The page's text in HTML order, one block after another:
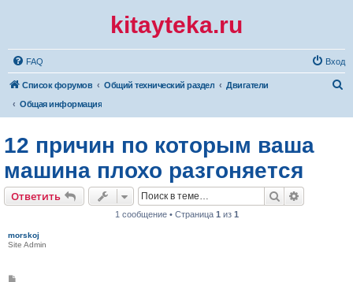
kitayteka.ru
FAQ Вход
Список форумов Общий технический раздел
Двигатели
Общая информация
12 причин по которым ваша
машина плохо разгоняется
Ответить Поиск
1 сообщение • Страница 1 из 1
morskoj
Site Admin